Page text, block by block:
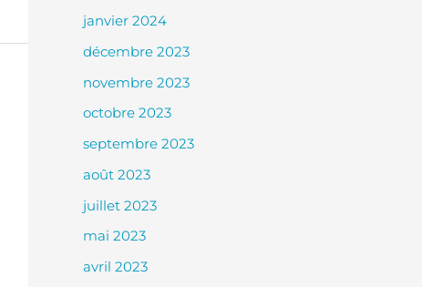
janvier 2024
décembre 2023
novembre 2023
octobre 2023
septembre 2023
août 2023
juillet 2023
mai 2023
avril 2023